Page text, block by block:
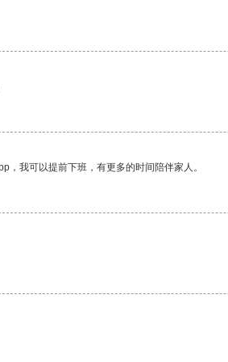
我可以提前下班，有更多的时间陪伴家人。